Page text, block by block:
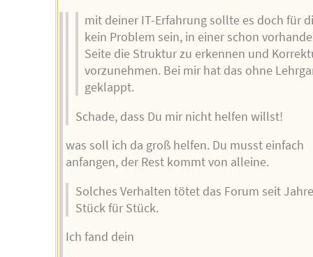
mit deiner IT-Erfahrung sollte es doch für
kein Problem sein, in einer schon
Seite die Struktur zu erkennen und
vorzunehmen. Bei mir hat das ohne
geklappt.
Schade, dass Du mir nicht helfen willst!
was soll ich da groß helfen. Du musst einfach
anfangen, der Rest kommt von alleine.
Solches Verhalten tötet das Forum seit
Stück für Stück.
Ich fand dein